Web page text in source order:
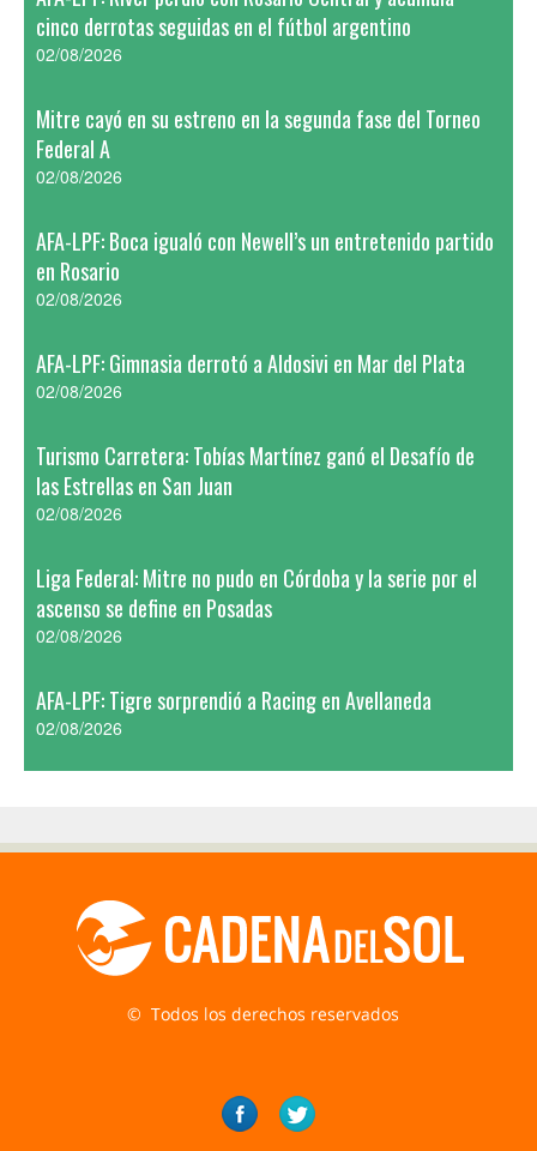
cinco derrotas seguidas en el fútbol argentino
02/08/2026
Mitre cayó en su estreno en la segunda fase del Torneo
Federal A
02/08/2026
AFA-LPF: Boca igualó con Newell’s un entretenido partido
en Rosario
02/08/2026
AFA-LPF: Gimnasia derrotó a Aldosivi en Mar del Plata
02/08/2026
Turismo Carretera: Tobías Martínez ganó el Desafío de
las Estrellas en San Juan
02/08/2026
Liga Federal: Mitre no pudo en Córdoba y la serie por el
ascenso se define en Posadas
02/08/2026
AFA-LPF: Tigre sorprendió a Racing en Avellaneda
02/08/2026